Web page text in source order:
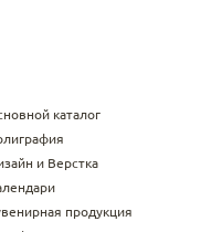
каталог
и Верстка
продукция